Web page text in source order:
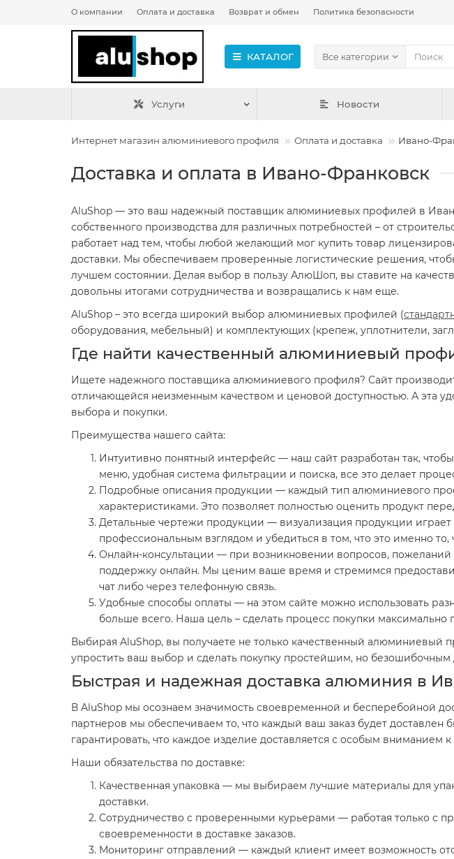
О компании Оплата и доставка Возврат и обмен Политика безопасности
КАТАЛОГ Все категории
Услуги Новости
Интернет магазин алюминиевого профиля Оплата и доставка Ивано-
Доставка и оплата в Ивано-Франковск
AluShop — это ваш надежный поставщик алюминиевых профилей в
собственного производства для различных потребностей – от
работает над тем, чтобы любой желающий мог купить товар
доставки. Мы обеспечиваем проверенные логистические решения,
лучшем состоянии. Делая выбор в пользу АлюШоп, вы ставите на
довольны итогами сотрудничества и возвращались к нам еще.
AluShop – это всегда широкий выбор алюминиевых профилей (
оборудования, мебельный) и комплектующих (крепеж, уплотнители,
Где найти качественный алюминиевый
Ищете надежного поставщика алюминиевого профиля? Сайт
отличающейся неизменным качеством и ценовой доступностью. А эта
выбора и покупки.
Преимущества нашего сайта:
Интуитивно понятный интерфейс — наш сайт разработан так,
меню, удобная система фильтрации и поиска, все это делает
Подробные описания продукции — каждый тип алюминиевого
характеристиками. Это позволяет полностью оценить продукт
Детальные чертежи продукции — визуализация продукции
профессиональным взглядом и убедиться в том, что это именно то,
Онлайн-консультации — при возникновении вопросов,
поддержку онлайн. Мы ценим ваше время и стремимся
чат либо через телефонную связь.
Удобные способы оплаты — на этом сайте можно использовать
больше всего. Наша цель – сделать процесс покупки максимально
Выбирая AluShop, вы получаете не только качественный алюминиевый
упростить ваш выбор и сделать покупку простейшим, но безошибочным
Быстрая и надежная доставка алюминия в
В AluShop мы осознаем значимость своевременной и бесперебойной
партнеров мы обеспечиваем то, что каждый ваш заказ будет
гарантировать, что каждое изделие доставляется с особым вниманием к
Наши обязательства по доставке:
Качественная упаковка — мы выбираем лучшие материалы для
доставки.
Сотрудничество с проверенными курьерами — работая только с
своевременности в доставке заказов.
Мониторинг отправлений — каждый клиент имеет возможность